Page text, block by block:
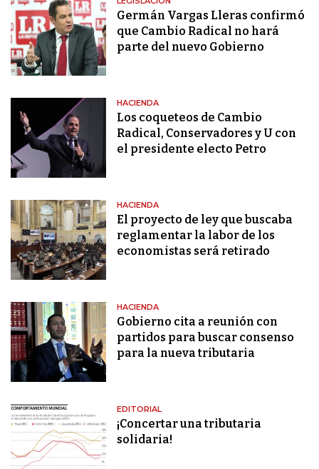
Germán Vargas Lleras confirmó
que Cambio Radical no hará
parte del nuevo Gobierno
HACIENDA
Los coqueteos de Cambio
Radical, Conservadores y U con
el presidente electo Petro
HACIENDA
El proyecto de ley que buscaba
reglamentar la labor de los
economistas será retirado
HACIENDA
Gobierno cita a reunión con
partidos para buscar consenso
para la nueva tributaria
EDITORIAL
¡Concertar una tributaria
solidaria!